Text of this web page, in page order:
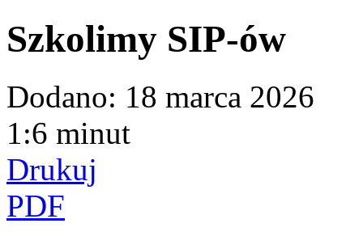
Szkolimy SIP-ów
Dodano: 18 marca 2026
1:6 minut
Drukuj
PDF